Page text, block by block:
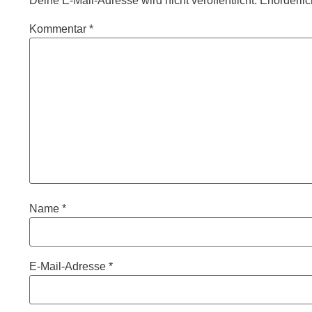
Kommentar *
Name *
E-Mail-Adresse *